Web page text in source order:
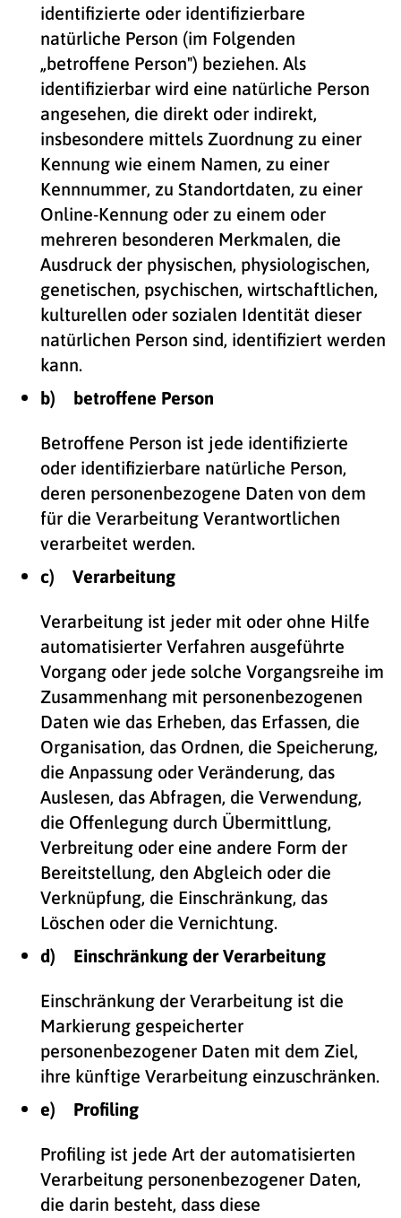
identifizierte oder identifizierbare
natürliche Person (im Folgenden
„betroffene Person") beziehen. Als
identifizierbar wird eine natürliche Person
angesehen, die direkt oder indirekt,
insbesondere mittels Zuordnung zu einer
Kennung wie einem Namen, zu einer
Kennnummer, zu Standortdaten, zu einer
Online-Kennung oder zu einem oder
mehreren besonderen Merkmalen, die
Ausdruck der physischen, physiologischen,
genetischen, psychischen, wirtschaftlichen,
kulturellen oder sozialen Identität dieser
natürlichen Person sind, identifiziert werden
kann.
b) betroffene Person
Betroffene Person ist jede identifizierte
oder identifizierbare natürliche Person,
deren personenbezogene Daten von dem
für die Verarbeitung Verantwortlichen
verarbeitet werden.
c) Verarbeitung
Verarbeitung ist jeder mit oder ohne Hilfe
automatisierter Verfahren ausgeführte
Vorgang oder jede solche Vorgangsreihe im
Zusammenhang mit personenbezogenen
Daten wie das Erheben, das Erfassen, die
Organisation, das Ordnen, die Speicherung,
die Anpassung oder Veränderung, das
Auslesen, das Abfragen, die Verwendung,
die Offenlegung durch Übermittlung,
Verbreitung oder eine andere Form der
Bereitstellung, den Abgleich oder die
Verknüpfung, die Einschränkung, das
Löschen oder die Vernichtung.
d) Einschränkung der Verarbeitung
Einschränkung der Verarbeitung ist die
Markierung gespeicherter
personenbezogener Daten mit dem Ziel,
ihre künftige Verarbeitung einzuschränken.
e) Profiling
Profiling ist jede Art der automatisierten
Verarbeitung personenbezogener Daten,
die darin besteht, dass diese